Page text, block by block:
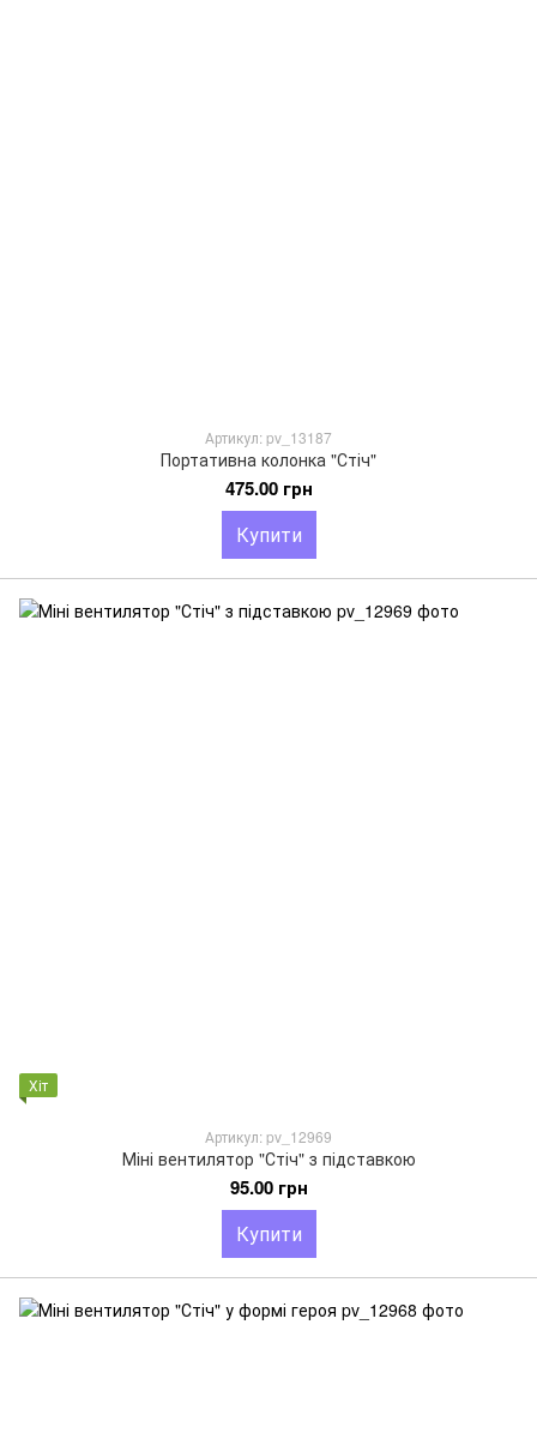
Артикул: pv_13187
Портативна колонка "Стіч"
475.00 грн
Купити
Хіт
Артикул: pv_12969
Міні вентилятор "Стіч" з підставкою
95.00 грн
Купити